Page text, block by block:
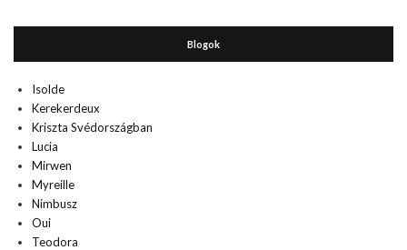
Blogok
Isolde
Kerekerdeux
Kriszta Svédországban
Lucia
Mirwen
Myreille
Nimbusz
Oui
Teodora